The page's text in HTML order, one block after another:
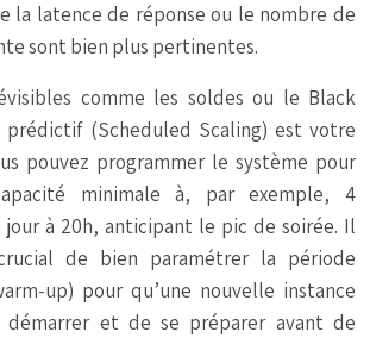
la latence de réponse ou le nombre de
sont bien plus pertinentes.
comme les soldes ou le Black
prédictif (Scheduled Scaling) est votre
pouvez programmer le système pour
minimale à, par exemple, 4
jour à 20h, anticipant le pic de soirée. Il
de bien paramétrer la période
up) pour qu’une nouvelle instance
et de se préparer avant de